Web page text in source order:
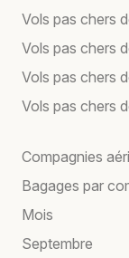
Vols pas chers
Vols pas chers
Vols pas chers
Vols pas chers
Compagnies
Bagages par
Mois
Septembre